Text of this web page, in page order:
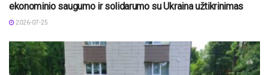
ekonominio saugumo ir solidarumo su Ukraina užtikrinimas
2026-07-25